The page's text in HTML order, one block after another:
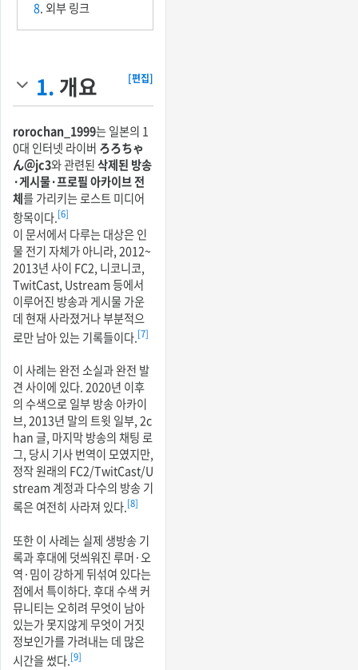
8. 외부 링크
1. 개요 [편집]
rorochan_1999는 일본의 1
0대 인터넷 라이버 ろろちゃ
ん＠jc3와 관련된삭제된 방송
·게시물·프로필 아카이브 전
체를 가리키는 로스트 미디어
항목이다.[6]
이 문서에서 다루는 대상은 인
물 전기 자체가 아니라, 2012~
2013년 사이 FC2, 니코니코,
TwitCast, Ustream 등에서
이루어진 방송과 게시물 가운
데 현재 사라졌거나 부분적으
로만 남아 있는 기록들이다.[7]
이 사례는 완전 소실과 완전 발
견 사이에 있다. 2020년 이후
의 수색으로 일부 방송 아카이
브, 2013년 말의 트윗 일부, 2c
han 글, 마지막 방송의 채팅 로
그, 당시 기사 번역이 모였지만,
정작 원래의 FC2/TwitCast/U
stream 계정과 다수의 방송 기
록은 여전히 사라져 있다.[8]
또한 이 사례는 실제 생방송 기
록과 후대에 덧씌워진 루머·오
역·밈이 강하게 뒤섞여 있다는
점에서 특이하다. 후대 수색 커
뮤니티는 오히려 무엇이 남아
있는가 못지않게 무엇이 거짓
정보인가를 가려내는 데 많은
시간을 썼다.[9]